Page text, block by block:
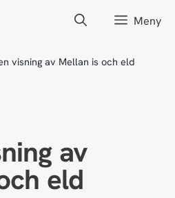
Meny
visning av Mellan is och eld
av
eld